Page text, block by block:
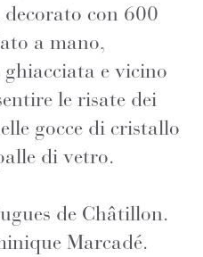
con 600
a mano,
e vicino
le risate dei
gocce di cristallo
di vetro.
de Châtillon.
Marcadé.